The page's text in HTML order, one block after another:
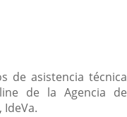
de asistencia técnica
de la Agencia de